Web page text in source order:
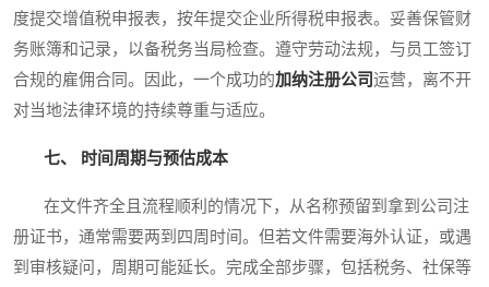
度提交增值税申报表，按年提交企业所得税申报表。妥善保管财
务账簿和记录，以备税务当局检查。遵守劳动法规，与员工签订
合规的雇佣合同。因此，一个成功的加纳注册公司 运营，离不开
对当地法律环境的持续尊重与适应。
七、 时间周期与预估成本
在文件齐全且流程顺利的情况下，从名称预留到拿到公司注
册证书，通常需要两到四周时间。但若文件需要海外认证，或遇
到审核疑问，周期可能延长。完成全部步骤，包括税务、社保等